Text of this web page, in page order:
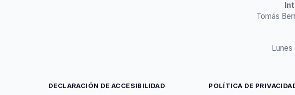
Tomás
DECLARACIÓN DE ACCESIBILIDAD POLÍTICA DE